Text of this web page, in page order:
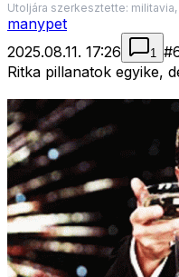
Utoljára szerkesztette: militavia,
manypet
2025.08.11. 17:26
1 #
Ritka pillanatok egyike,